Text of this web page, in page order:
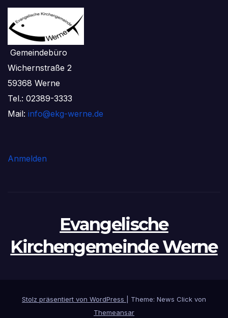
Gemeindebüro
Wichernstraße 2
59368 Werne
Tel.: 02389-3333
Mail: info@ekg-werne.de
Anmelden
Evangelische
Kirchengemeinde Werne
Stolz präsentiert von WordPress
Theme: News Click von
Themeansar